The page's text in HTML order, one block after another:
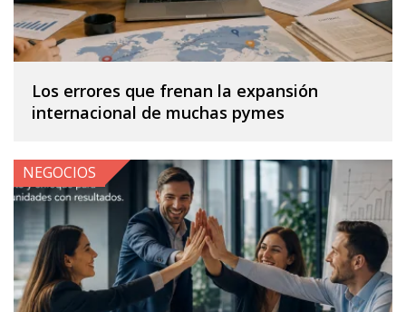
Los errores que frenan la expansión
internacional de muchas pymes
NEGOCIOS